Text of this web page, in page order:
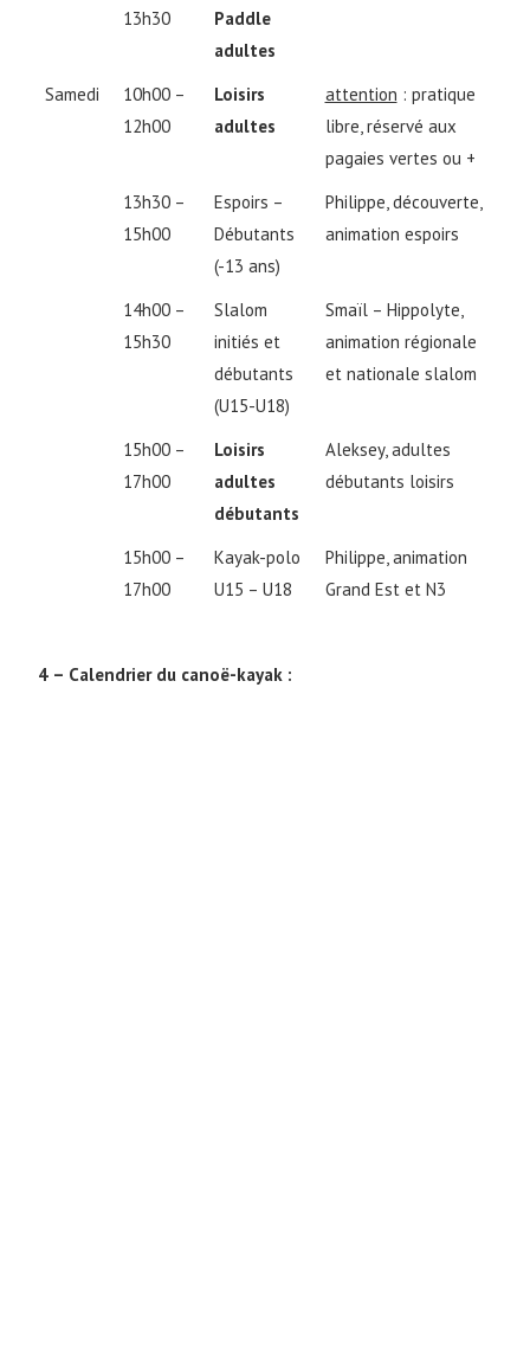
13h30
Paddle
adultes
Samedi
10h00 –
12h00
Loisirs
adultes
attention : pratique
libre, réservé aux
pagaies vertes ou +
13h30 –
15h00
Espoirs –
Débutants
(-13 ans)
Philippe, découverte,
animation espoirs
14h00 –
15h30
Slalom
initiés et
débutants
(U15-U18)
Smaïl – Hippolyte,
animation régionale
et nationale slalom
15h00 –
17h00
Loisirs
adultes
débutants
Aleksey, adultes
débutants loisirs
15h00 –
17h00
Kayak-polo
U15 – U18
Philippe, animation
Grand Est et N3
4 – Calendrier du canoë-kayak :